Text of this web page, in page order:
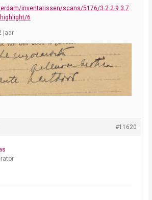
inventarissen/scans/5176/3.2.2.9.3.7
6
jaar
#11620